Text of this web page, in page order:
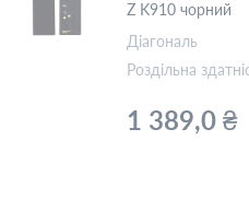
Z K910 чорний
Діагональ
Роздільна
1 389,0 ₴